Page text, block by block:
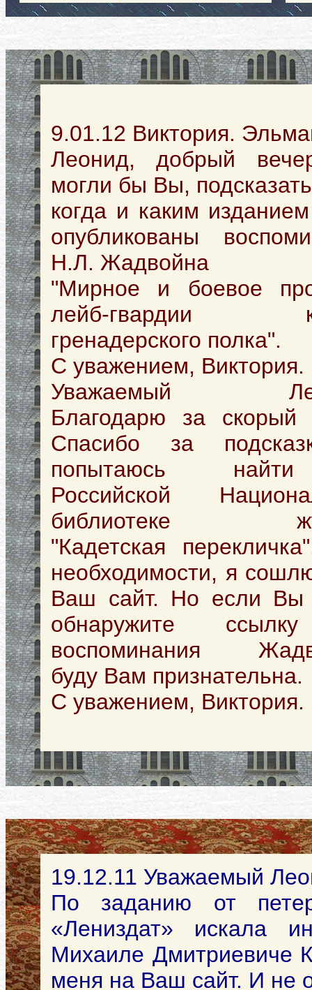
9.01.12 Виктория.
Леонид, добрый
могли бы Вы,
когда и каким
опубликованы
Н.Л. Жадвойна
"Мирное и боевое
лейб-гвардии
гренадерского полка".
С уважением, Виктория.
Уважаемый
Благодарю за скорый
Спасибо за
попытаюсь
Российской
библиотеке
"Кадетская
необходимости, я
Ваш сайт. Но если Вы
обнаружите
воспоминания
буду Вам признательна.
С уважением, Виктория.
19.12.11 Уважаемый
По заданию от
«Лениздат» искала
Михаиле Дмитриевиче
меня на Ваш сайт. И не